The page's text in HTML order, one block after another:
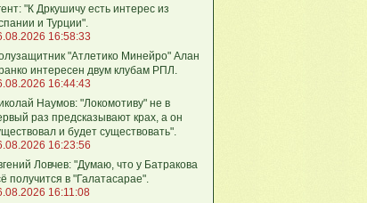
"К Дркушичу есть интерес из
и Турции".
16:58:33
"Атлетико Минейро" Алан
интересен двум клубам РПЛ.
16:44:43
Наумов: "Локомотиву" не в
раз предсказывают крах, а он
и будет существовать".
16:23:56
Ловчев: "Думаю, что у Батракова
получится в "Галатасарае".
16:11:08